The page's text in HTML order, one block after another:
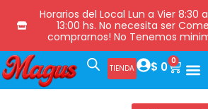
Horarios del Local Lun a Vier 8:30
13:00 hs. No necesita ser
comprarnos! No Tenemos
TIENDA $ 0 0